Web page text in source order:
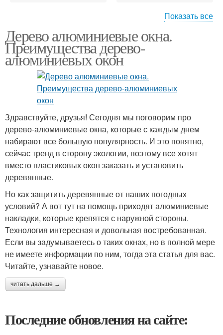
Рам для окон Окна на балкон
Показать все
Дерево алюминиевые окна.
Преимущества дерево-
алюминиевых окон
Здравствуйте, друзья! Сегодня мы поговорим про
дерево-алюминиевые окна, которые с каждым днем
набирают все большую популярность. И это понятно,
сейчас тренд в сторону экологии, поэтому все хотят
вместо пластиковых окон заказать и установить
деревянные.
Но как защитить деревянные от наших погодных
условий? А вот тут на помощь приходят алюминиевые
накладки, которые крепятся с наружной стороны.
Технология интересная и довольная востребованная.
Если вы задумываетесь о таких окнах, но в полной мере
не имеете информации по ним, тогда эта статья для вас.
Читайте, узнавайте новое.
читать дальше →
Последние обновления на сайте: